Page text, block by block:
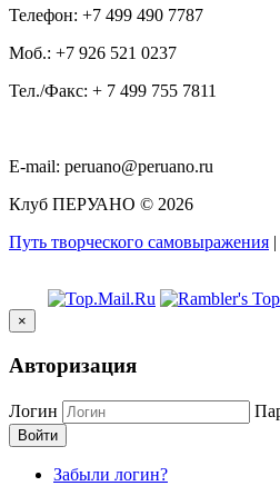
Телефон: +7 499 490 7787
Моб.: +7 926 521 0237
Тел./Факс: + 7 499 755 7811
E-mail: peruano@peruano.ru
Клуб ПЕРУАНО © 2026
Путь творческого самовыражения
×
Авторизация
Логин
Войти
Забыли логин?